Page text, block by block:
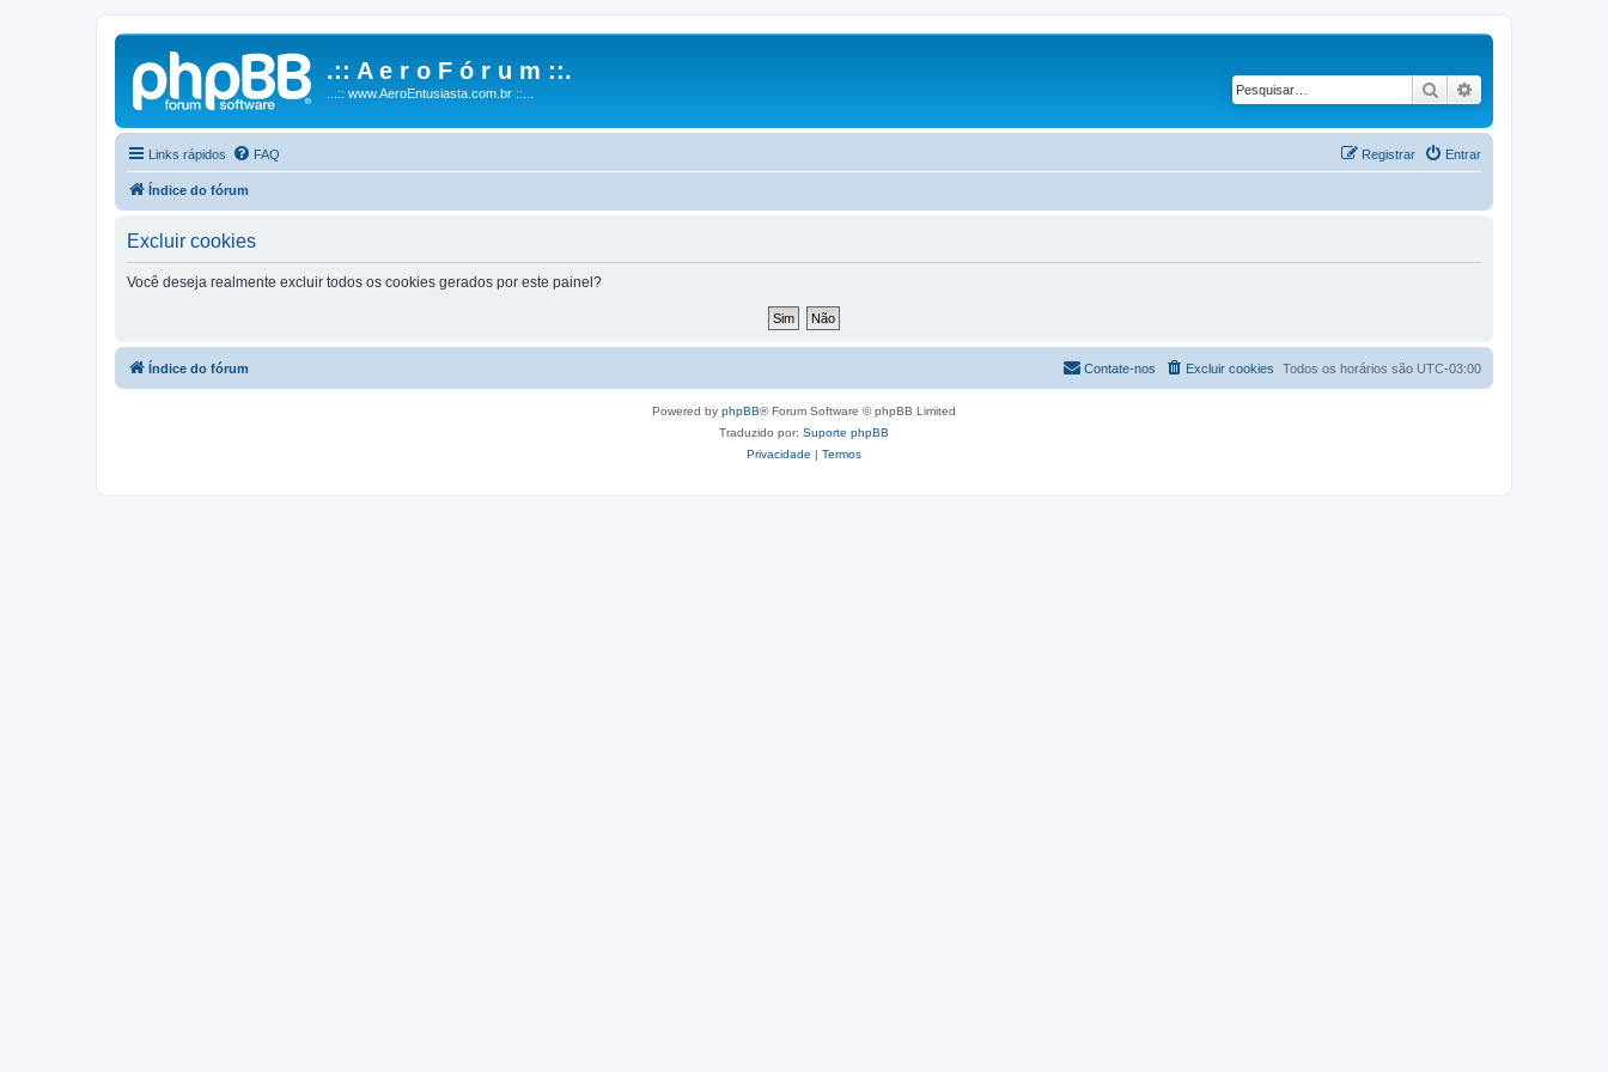
.:: A e r o F ó r u m ::.
...:: www.AeroEntusiasta.com.br ::... Pesquisar
Links rápidos FAQ Entrar
Registrar
Índice do fórum
Excluir cookies
Você deseja realmente excluir todos os cookies gerados por este painel?
Índice do fórum Todos os horários são UTC-03:00
Excluir cookies
Contate-nos
Powered by phpBB® Forum Software © phpBB Limited
Traduzido por: Suporte phpBB
Privacidade | Termos